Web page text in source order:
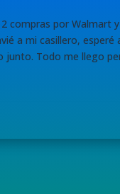
compras por Walmart
a mi casillero, esperé
junto. Todo me llego